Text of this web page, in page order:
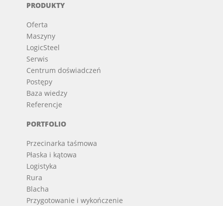
PRODUKTY
Oferta
Maszyny
LogicSteel
Serwis
Centrum doświadczeń
Postępy
Baza wiedzy
Referencje
PORTFOLIO
Przecinarka taśmowa
Płaska i kątowa
Logistyka
Rura
Blacha
Przygotowanie i wykończenie